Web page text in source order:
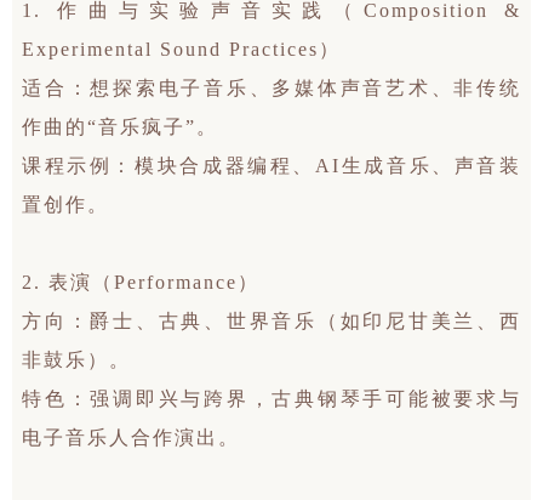
1. 作曲与实验声音实践（Composition &
Experimental Sound Practices）
适合：想探索电子音乐、多媒体声音艺术、非传统
作曲的“音乐疯子”。
课程示例：模块合成器编程、AI生成音乐、声音装
置创作。
2. 表演（Performance）
方向：爵士、古典、世界音乐（如印尼甘美兰、西
非鼓乐）。
特色：强调即兴与跨界，古典钢琴手可能被要求与
电子音乐人合作演出。